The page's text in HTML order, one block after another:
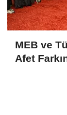
MEB ve
Afet